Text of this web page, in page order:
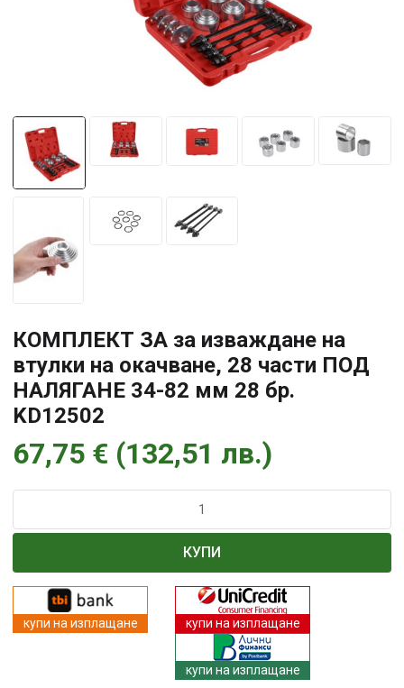
КОМПЛЕКТ ЗА за изваждане на
втулки на окачване, 28 части ПОД
НАЛЯГАНЕ 34-82 мм 28 бр.
KD12502
67,75 € (132,51 лв.)
КОМПЛЕКТ
изваждане
на
втулки
КУПИ
купи на изплащане купи на изплащане
купи на изплащане